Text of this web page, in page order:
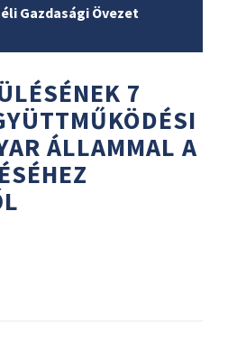
Gazdasági Övezet
7
ÁLLAMMAL A